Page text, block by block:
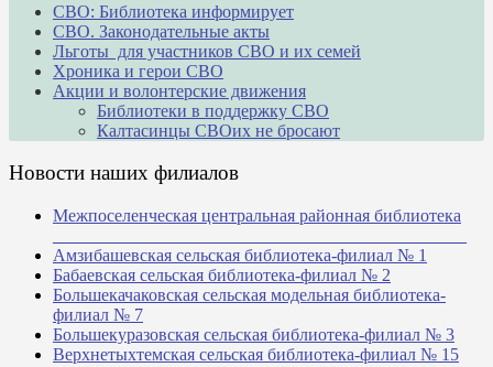
СВО: Библиотека информирует
СВО. Законодательные акты
Льготы для участников СВО и их семей
Хроника и герои СВО
Акции и волонтерские движения
Библиотеки в поддержку СВО
Калтасинцы СВОих не бросают
Новости наших филиалов
Межпоселенческая центральная районная библиотека
Амзибашевская сельская библиотека-филиал № 1
Бабаевская сельская библиотека-филиал № 2
Большекачаковская сельская модельная библиотека-
филиал № 7
Большекуразовская сельская библиотека-филиал № 3
Верхнетыхтемская сельская библиотека-филиал № 15